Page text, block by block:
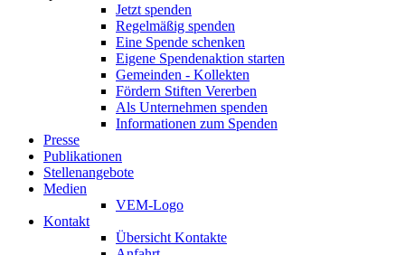
Jetzt spenden
Regelmäßig spenden
Eine Spende schenken
Eigene Spendenaktion starten
Gemeinden - Kollekten
Fördern Stiften Vererben
Als Unternehmen spenden
Informationen zum Spenden
Presse
Publikationen
Stellenangebote
Medien
VEM-Logo
Kontakt
Übersicht Kontakte